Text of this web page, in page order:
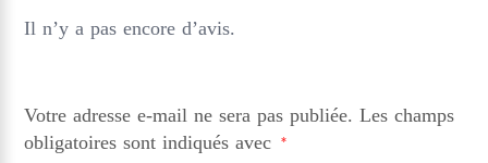
Il n’y a pas encore d’avis.
Votre adresse e-mail ne sera pas publiée. Les champs
obligatoires sont indiqués avec *